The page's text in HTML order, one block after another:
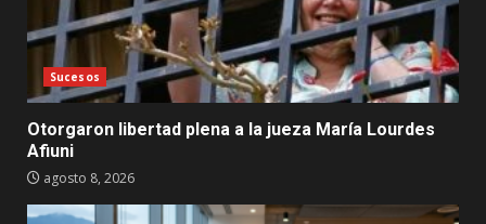
Sucesos
Otorgaron libertad plena a la jueza María Lourdes
Afiuni
agosto 8, 2026